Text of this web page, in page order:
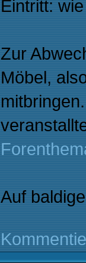
Eintritt:
Zur
Möbel,
Auf